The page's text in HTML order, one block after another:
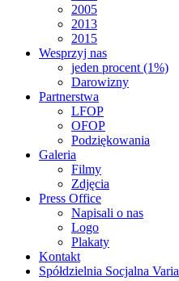
2005
2013
2015
Wesprzyj nas
jeden procent (1%)
Darowizny
Partnerstwa
LFOP
OFOP
Podziękowania
Galeria
Filmy
Zdjęcia
Press Office
Napisali o nas
Logo
Plakaty
Kontakt
Spółdzielnia Socjalna Varia